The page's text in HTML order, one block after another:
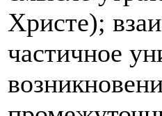
Христе);
частичное